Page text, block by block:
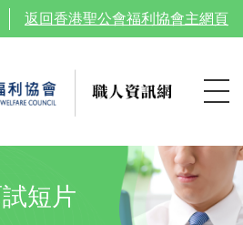
返回香港聖公會福利協會主網頁
短片